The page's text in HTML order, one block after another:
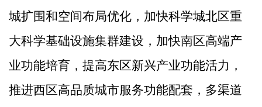
城扩围和空间布局优化，加快科学城北区重
大科学基础设施集群建设，加快南区高端产
业功能培育，提高东区新兴产业功能活力，
推进西区高品质城市服务功能配套， 多渠道